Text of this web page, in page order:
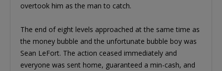
overtook him as the man to catch.
The end of eight levels approached at the same time as
the money bubble and the unfortunate bubble boy was
Sean LeFort. The action ceased immediately and
everyone was sent home, guaranteed a min-cash, and